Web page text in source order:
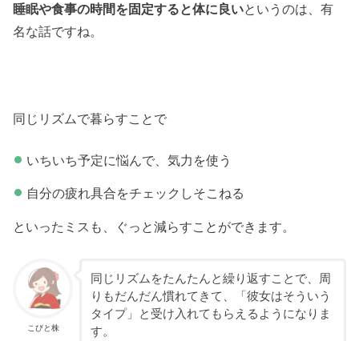
睡眠や食事の時間を固定すると体に良いというのは、有
名な話ですね。
同じリズムで暮らすことで
いちいち予定に悩んで、気力を使う
自分の疲れ具合をチェックしそこねる
といったミスも、ぐっと減らすことができます。
こびと株
同じリズムをたんたんと繰り返すことで、周
りもだんだん慣れてきて、「彼女はそういう
タイプ」と受け入れてもらえるようになりま
す。